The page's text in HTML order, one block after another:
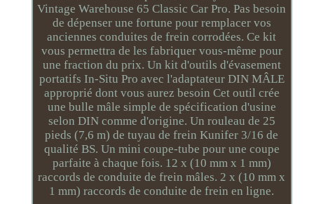
Vintage Warehouse 65 Classic Car Pro. Pas besoin
de dépenser une fortune pour remplacer vos
anciennes conduites de frein corrodées. Ce kit
vous permettra de les fabriquer vous-même pour
une fraction du prix. Un kit d'outils d'évasement
portatifs In-Situ Pro avec l'adaptateur DIN MÂLE
approprié dont vous aurez besoin Cet outil crée
une bulle mâle simple de spécification d'usine
selon DIN comme d'origine. Un rouleau de 25
pieds (7,6 m) de tuyau de frein Kunifer 3/16 de
qualité BS. Un mini coupe-tube pour une coupe
parfaite à chaque fois. 12 x (10 mm x 1 mm)
raccords de conduite de frein mâles. 2 x (10 mm x
1 mm) raccords de conduite de frein en ligne.